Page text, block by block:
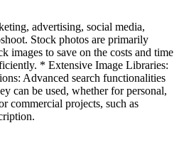
advertising, social media,
Stock photos are primarily
images to save on the costs and time
* Extensive Image Libraries:
Advanced search functionalities
can be used, whether for personal,
commercial projects, such as